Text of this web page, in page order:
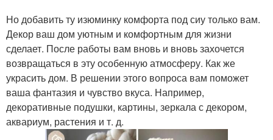
Но добавить ту изюминку комфорта под сиу только вам.
Декор ваш дом уютным и комфортным для жизни
сделает. После работы вам вновь и вновь захочется
возвращаться в эту особенную атмосферу. Как же
украсить дом. В решении этого вопроса вам поможет
ваша фантазия и чувство вкуса. Например,
декоративные подушки, картины, зеркала с декором,
аквариум, растения и т. д.